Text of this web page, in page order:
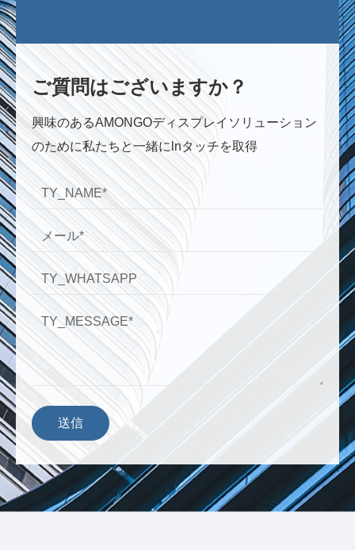
ご質問はございますか？
興味のあるAMONGOディスプレイソリューション
のために私たちと一緒にlnタッチを取得
送信